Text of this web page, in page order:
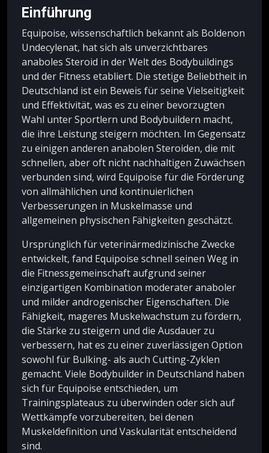
Einführung
Equipoise, wissenschaftlich bekannt als Boldenon
Undecylenat, hat sich als unverzichtbares
anaboles Steroid in der Welt des Bodybuildings
und der Fitness etabliert. Die stetige Beliebtheit in
Deutschland ist ein Beweis für seine Vielseitigkeit
und Effektivität, was es zu einer bevorzugten
Wahl unter Sportlern und Bodybuildern macht,
die ihre Leistung steigern möchten. Im Gegensatz
zu einigen anderen anabolen Steroiden, die mit
schnellen, aber oft nicht nachhaltigen Zuwächsen
verbunden sind, wird Equipoise für die Förderung
von allmählichen und kontinuierlichen
Verbesserungen in Muskelmasse und
allgemeinen physischen Fähigkeiten geschätzt.
Ursprünglich für veterinärmedizinische Zwecke
entwickelt, fand Equipoise schnell seinen Weg in
die Fitnessgemeinschaft aufgrund seiner
einzigartigen Kombination moderater anaboler
und milder androgenischer Eigenschaften. Die
Fähigkeit, mageres Muskelwachstum zu fördern,
die Stärke zu steigern und die Ausdauer zu
verbessern, hat es zu einer zuverlässigen Option
sowohl für Bulking- als auch Cutting-Zyklen
gemacht. Viele Bodybuilder in Deutschland haben
sich für Equipoise entschieden, um
Trainingsplateaus zu überwinden oder sich auf
Wettkämpfe vorzubereiten, bei denen
Muskeldefinition und Vaskularität entscheidend
sind.